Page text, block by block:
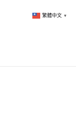
繁體中文 ▼